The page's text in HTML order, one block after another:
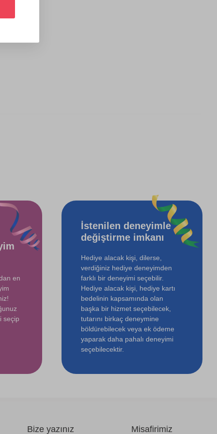
en
seçip
İstenilen deneyimle
değiştirme imkanı
Hediye alacak kişi, dilerse,
verdiğiniz hediye deneyimden
farklı bir deneyimi seçebilir.
Hediye alacak kişi, hediye kartı
bedelinin kapsamında olan
başka bir hizmet seçebilecek,
tutarını birkaç deneymine
böldürebilecek veya ek ödeme
yaparak daha pahalı deneyimi
seçebilecektir.
Bize yazınız Misafirimiz